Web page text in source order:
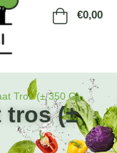
€0,00
Tros (± 350 G)
tros (±